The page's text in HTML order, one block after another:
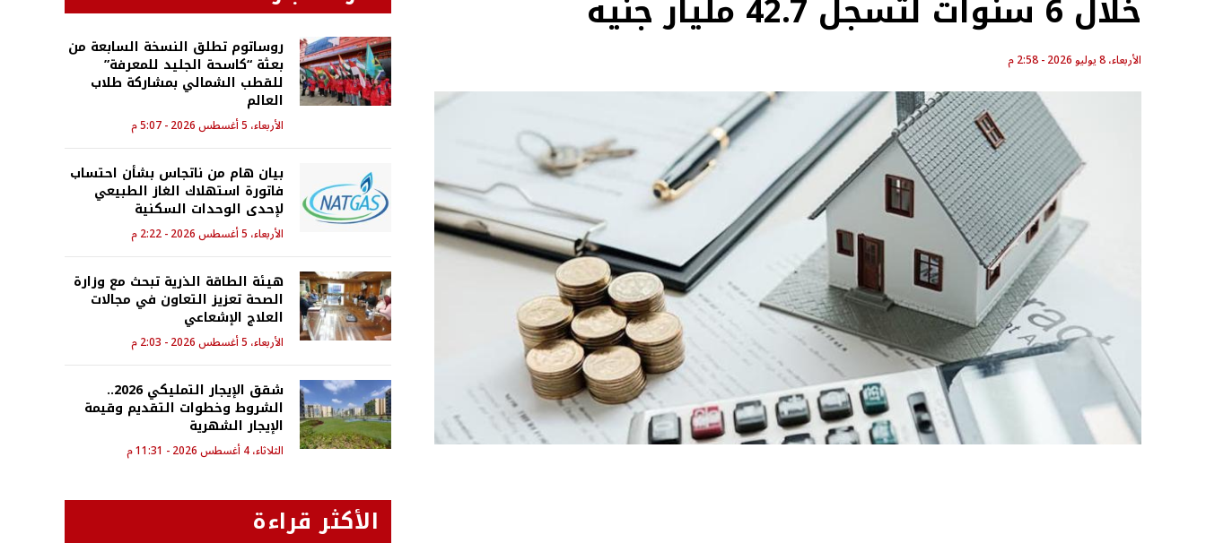
خلال 6 سنوات لتسجل 42.7 مليار جنيه
الأربعاء، 8 يوليو 2026 - 2:58 م
روساتوم تطلق النسخة السابعة من
بعثة “كاسحة الجليد للمعرفة”
للقطب الشمالي بمشاركة طلاب
العالم
الأربعاء، 5 أغسطس 2026 - 5:07 م
بيان هام من ناتجاس بشأن احتساب
فاتورة استهلاك الغاز الطبيعي
لإحدى الوحدات السكنية
الأربعاء، 5 أغسطس 2026 - 2:22 م
هيئة الطاقة الذرية تبحث مع وزارة
الصحة تعزيز التعاون في مجالات
العلاج الإشعاعي
الأربعاء، 5 أغسطس 2026 - 2:03 م
شقق الإيجار التمليكي 2026..
الشروط وخطوات التقديم وقيمة
الإيجار الشهرية
الثلاثاء، 4 أغسطس 2026 - 11:31 م
الأكثر قراءة